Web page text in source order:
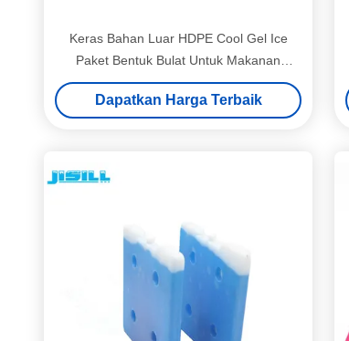
Keras Bahan Luar HDPE Cool Gel Ice
Paket Bentuk Bulat Untuk Makanan
Daging Beku
Dapatkan Harga Terbaik